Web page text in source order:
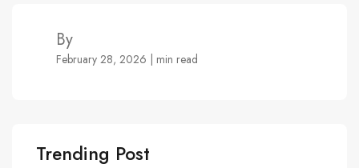
By
February 28, 2026 | min read
Trending Post